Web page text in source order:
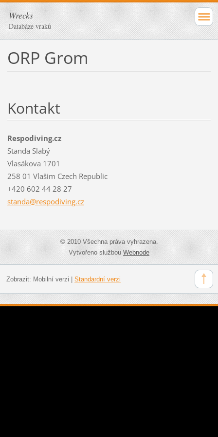
Wrecks
Databáze vraků
ORP Grom
Kontakt
Respodiving.cz
Standa Slabý
Vlasákova 1701
258 01 Vlašim Czech Republic
+420 602 44 28 27
standa@respodiving.cz
© 2010 Všechna práva vyhrazena.
Vytvořeno službouWebnode
Zobrazit: Mobilní verzi Standardní verzi